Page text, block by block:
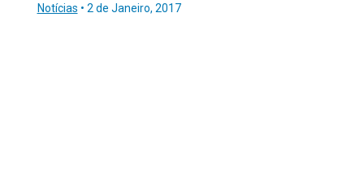
Notícias • 2 de Janeiro, 2017